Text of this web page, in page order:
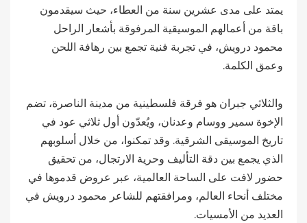
يمتد على مدى عشرين سنة من العطاء، حيث سيقدمون
باقة من أعمالهم الموسيقية المرفوقة بأشعار الراحل
محمود درويش، في تجربة فنية تجمع بين رهافة اللحن
وعمق الكلمة.
والثلاثي جبران هو فرقة فلسطينية من مدينة الناصرة، تضم
الإخوة سمير ووسام وعدنان، ويُعدّون أول ثلاثي عود في
تاريخ الموسيقى الشرقية. وقد تمكنوا، من خلال أسلوبهم
الذي يجمع بين دقة التأليف وحرية الارتجال، من تحقيق
حضور لافت على الساحة العالمية، عبر عروض قدموها في
مختلف أنحاء العالم، ومرافقتهم للشاعر محمود درويش في
العديد من الأمسيات.